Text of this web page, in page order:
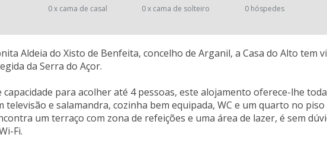
0 x cama de casal 0 x cama de solteiro 0 hóspedes
Aldeia do Xisto de Benfeita, concelho de Arganil, a Casa do Alto tem
da Serra do Açor.
capacidade para acolher até 4 pessoas, este alojamento oferece-lhe
televisão e salamandra, cozinha bem equipada, WC e um quarto no
um terraço com zona de refeições e uma área de lazer, é sem
Fi.